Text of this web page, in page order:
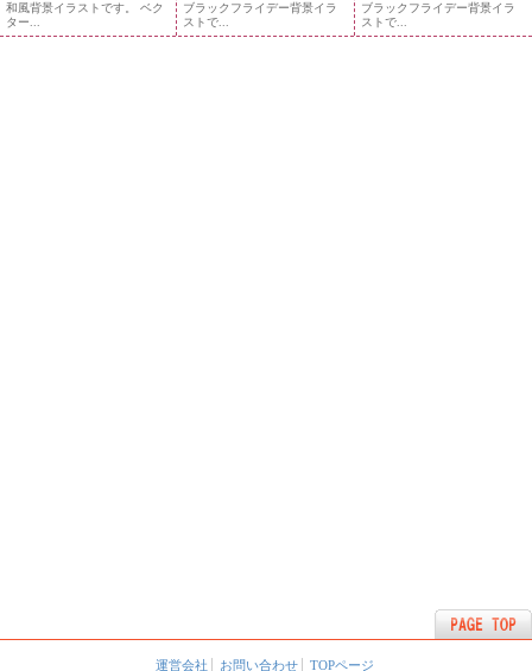
和風背景イラストです。 ベク
ター...
ブラックフライデー背景イラ
ストで...
ブラックフライデー背景イラ
ストで...
運営会社 お問い合わせ TOPページ